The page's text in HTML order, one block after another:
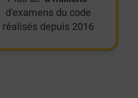
d'examens du code
réalisés depuis 2016